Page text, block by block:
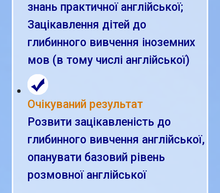
знань практичної англійської;
Зацікавлення дітей до
глибинного вивчення іноземних
мов (в тому числі англійської)
Очікуваний результат
Розвити зацікавленість до
глибинного вивчення англійської,
опанувати базовий рівень
розмовної англійської